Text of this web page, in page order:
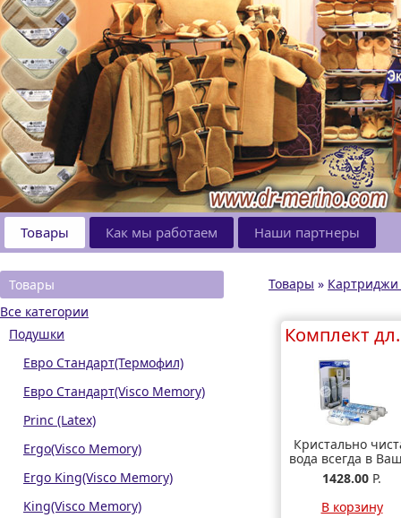
Товары Как мы работаем Наши партнеры
Товары
Все категории
Подушки
Евро Стандарт(Термофил)
Евро Стандарт(Visco Memory)
Princ (Latex)
Ergo(Visco Memory)
Ergo King(Visco Memory)
King(Visco Memory)
Товары » Картриджи
Кристально
вода всегда в
доме-столько,
сколько
Главное
1428.00 Р.
В корзину